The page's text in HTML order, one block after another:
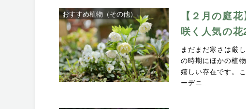
おすすめ植物（その他）
【２月の庭
咲く人気の花
まだまだ寒さは厳
の時期にほかの植
嬉しい存在です。
ーデニ…